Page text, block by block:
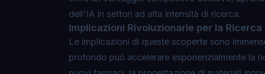
dell'IA in settori ad alta intensità di ricerca.
Implicazioni Rivoluzionarie per la
Le implicazioni di queste scoperte sono
profondo può accelerare esponenzialmente la